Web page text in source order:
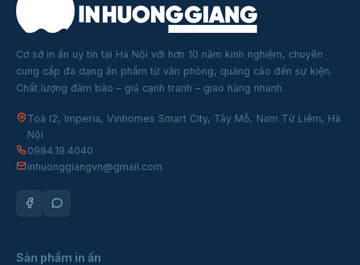
Cơ sở in ấn uy tín tại Hà Nội với hơn 10 năm kinh nghiệm, chuyên
cung cấp đa dạng ấn phẩm từ văn phòng, quảng cáo đến sự kiện.
Chất lượng đảm bảo – giá cạnh tranh – giao hàng nhanh.
Toà I2, Imperia, Vinhomes Smart City, Tây Mỗ, Nam Từ Liêm, Hà
Nội
0984.19.4040
inhuonggiangvn@gmail.com
Sản phẩm in ấn